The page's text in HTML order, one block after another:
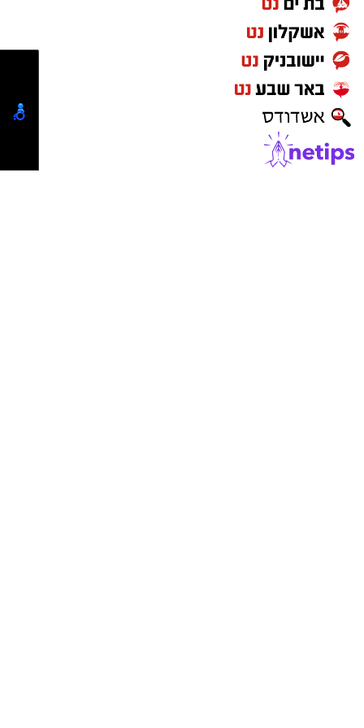
ASHDODS@ISNET.CO.IL
הודעות לאתר אשדודס ניתן לשלוח בדוא"ל:
לפרסום באתר אשדודס ורשת ישראל נט
התקשרו -
050-7870908
(אלדה נתנאל )elda@isnet.co.il